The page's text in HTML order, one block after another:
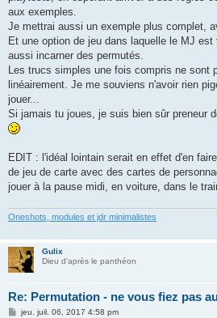
aux exemples.
Je mettrai aussi un exemple plus complet,
Et une option de jeu dans laquelle le MJ
aussi incarner des permutés.
Les trucs simples une fois compris ne sont
linéairement. Je me souviens n'avoir rien
jouer...
Si jamais tu joues, je suis bien sûr preneur
EDIT : l'idéal lointain serait en effet d'en
de jeu de carte avec des cartes de
jouer à la pause midi, en voiture, dans le
Oneshots, modules et jdr minimalistes
Gulix
Dieu d'après le panthéon
Re: Permutation - ne vous fiez pas
Mjeu. juil. 06, 2017 4:58 pm